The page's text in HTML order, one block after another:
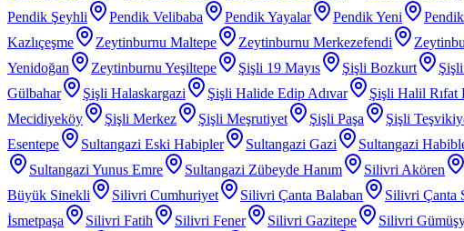
Pendik Şeyhli
Pendik Velibaba Pendik Yayalar Pendik Yeni
Kazlıçeşme
Zeytinburnu Maltepe Zeytinburnu Merkezefendi
Yenidoğan
Zeytinburnu Yeşiltepe Şişli 19 Mayıs Şişli Bozkurt
Gülbahar
Şişli Halaskargazi Şişli Halide Edip Adıvar Şişli Halil Rıfat
Mecidiyeköy
Şişli Merkez Şişli Meşrutiyet Şişli Paşa Şişli
Esentepe
Sultangazi Eski Habipler Sultangazi Gazi Sultangazi
Sultangazi Yunus Emre
Sultangazi Zübeyde Hanım Silivri Akören
Büyük Sinekli
Silivri Cumhuriyet Silivri Çanta Balaban Silivri Çanta
İsmetpaşa
Silivri Fatih Silivri Fener Silivri Gazitepe Silivri